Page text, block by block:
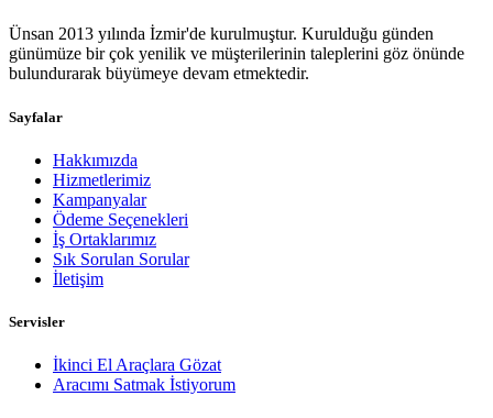
Ünsan 2013 yılında İzmir'de kurulmuştur. Kurulduğu günden
günümüze bir çok yenilik ve müşterilerinin taleplerini göz önünde
bulundurarak büyümeye devam etmektedir.
Sayfalar
Hakkımızda
Hizmetlerimiz
Kampanyalar
Ödeme Seçenekleri
İş Ortaklarımız
Sık Sorulan Sorular
İletişim
Servisler
İkinci El Araçlara Gözat
Aracımı Satmak İstiyorum